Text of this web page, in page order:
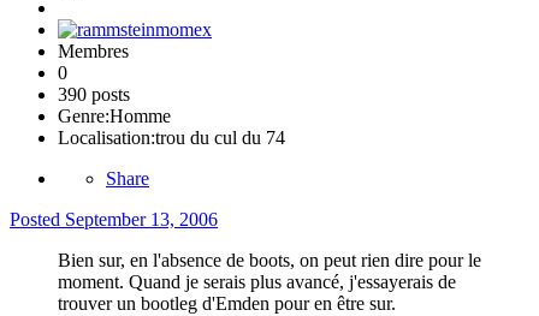
Membres
0
390 posts
Genre:Homme
Localisation:trou du cul du 74
Share
Posted September 13, 2006
Bien sur, en l'absence de boots, on peut rien dire pour le
moment. Quand je serais plus avancé, j'essayerais de
trouver un bootleg d'Emden pour en être sur.